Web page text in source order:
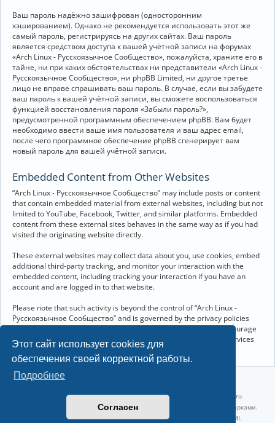
Этот сайт использует cookies для
обеспечения своей корректной работы.
Подробнее
Согласен
Ваш пароль надёжно зашифрован (односторонним
хэшированием). Однако не рекомендуется использовать этот же
самый пароль, регистрируясь на других сайтах. Ваш пароль
является средством доступа к вашей учётной записи на форумах
«Arch Linux - Русскоязычное Сообщество», пожалуйста, храните его в
тайне, ни при каких обстоятельствах ни представители «Arch Linux -
Русскоязычное Сообщество», ни phpBB Limited, ни другое третье
лицо не вправе спрашивать ваш пароль. В случае, если вы забудете
ваш пароль к вашей учётной записи, вы сможете воспользоваться
функцией восстановления пароля «Забыли пароль?»,
предусмотренной программным обеспечением phpBB. Вам будет
необходимо ввести ваше имя пользователя и ваш адрес email,
после чего программное обеспечение phpBB сгенерирует вам
новый пароль для вашей учётной записи.
Embedded Content from Other Websites
“Arch Linux - Русскоязычное Сообщество” may include posts or content
that contain embedded material from external websites, including but not
limited to YouTube, Facebook, Twitter, and similar platforms. Embedded
content from these external sites behaves in the same way as if you had
visited the originating website directly.
These external websites may collect data about you, use cookies, embed
additional third-party tracking, and monitor your interaction with the
embedded content, including tracking your interaction if you have an
account and are logged in to that website.
Please note that such activity is beyond the control of “Arch Linux -
Русскоязычное Сообщество” and is governed by the privacy policies
and terms of service of the respective external websites. We encourage
you to review the privacy and cookie policies of any third-party services
you interact with through embedded content.
Linux 6.18.40-1-lts x86_64 GNU/Linux 2026-07-26 08:48:12 |
vps reg.ru
Название и логотип Arch Linux ™ являются признанными торговыми марками.
Linux ® — зарегистрированная торговая марка Linus Torvalds и LMI.